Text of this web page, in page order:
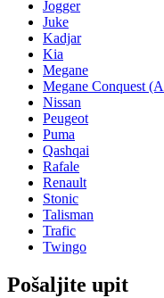
Jogger
Juke
Kadjar
Kia
Megane
Megane Conquest
Nissan
Peugeot
Puma
Qashqai
Rafale
Renault
Stonic
Talisman
Trafic
Twingo
Pošaljite upit